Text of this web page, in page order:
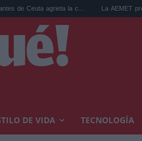
la c... La AEMET prepara una
DE VIDA TECNOLOGÍA